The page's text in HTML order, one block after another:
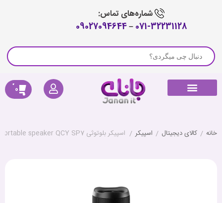
شماره‌های تماس:
071-32231128
–
09027094644
0
خانه / کالای دیجیتال / اسپیکر / اسپیکر بلوتوثی Portable speaker QCY SP7